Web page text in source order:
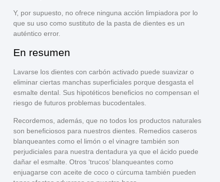
Y, por supuesto, no ofrece ninguna acción limpiadora por lo
que su uso como sustituto de la pasta de dientes es un
auténtico error.
En resumen
Lavarse los dientes con carbón activado puede suavizar o
eliminarciertas manchas superficiales porque desgasta el
esmalte dental. Sus hipotéticos beneficios no compensan el
riesgo de futuros problemas bucodentales.
Recordemos, además, que no todos los productos naturales
son beneficiosospara nuestros dientes. Remedios caseros
blanqueantes como el limón o el vinagre también son
perjudiciales para nuestra dentadura ya que el ácido puede
dañar el esmalte. Otros ‘trucos’ blanqueantes como
enjuagarse con aceite de coco o cúrcuma también pueden